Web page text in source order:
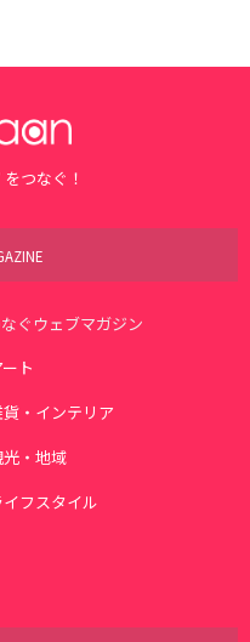
つなぐ！
ぐウェブマガジン
ト
・インテリア
光・地域
イフスタイル